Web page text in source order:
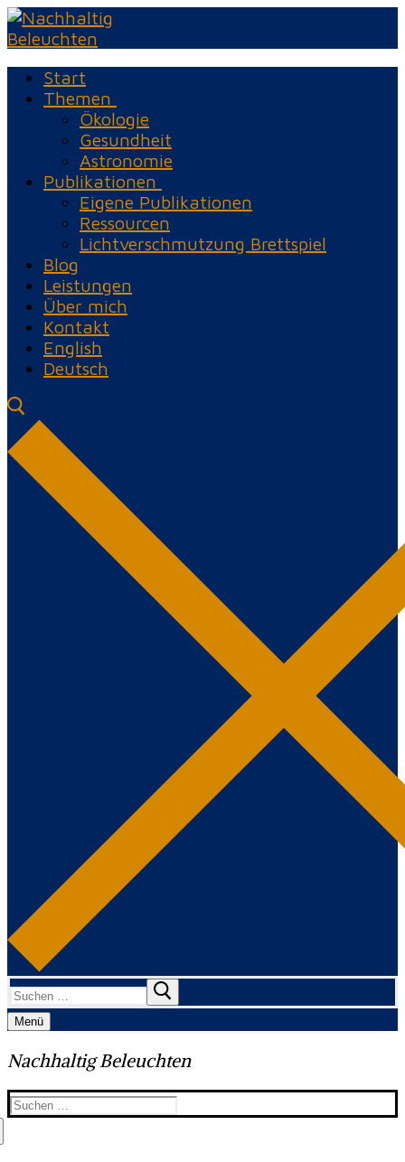
Zum
Inhalt
Menü
Schließen
Start
Themen
Ökologie
Gesundheit
Astronomie
Publikationen
Eigene Publikationen
Ressourcen
Lichtverschmutzung Brettspiel
Blog
Leistungen
Über mich
Kontakt
English
Deutsch
Suchen
nach:
Menü
Nachhaltig Beleuchten
Suchen
nach: